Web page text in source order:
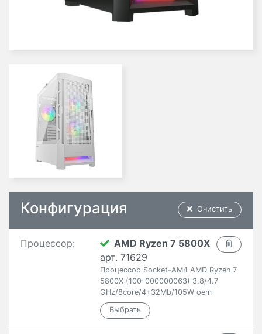
Очистить
Конфигурация
Процессор:
AMD Ryzen 7 5800X
арт. 71629
Процессор Socket-AM4 AMD Ryzen 7
5800X (100-000000063) 3.8/4.7
GHz/8core/4+32Mb/105W oem